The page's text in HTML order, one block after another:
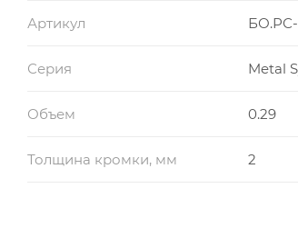
Артикул БО.РС-
Серия Metal
Объем 0.29
Толщина кромки, мм 2